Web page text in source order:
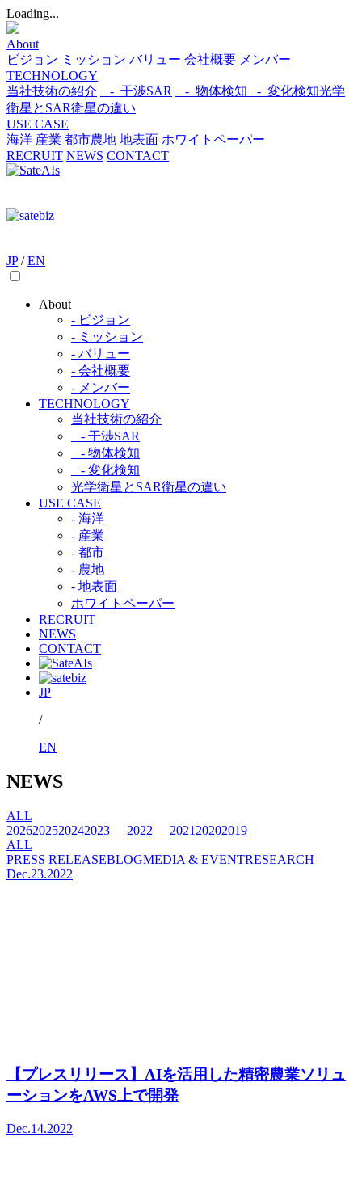
Loading...
About
ビジョン ミッション バリュー 会社概要 メンバー
TECHNOLOGY
当社技術の紹介
- 干渉SAR - 物体検知​ - 変化検知​光学
衛星とSAR衛星の違い
USE CASE
海洋 産業 都市​農地 地表面 ホワイトペーパー
RECRUIT NEWS CONTACT
JP / EN
About
- ビジョン
- ミッション
- バリュー
- 会社概要
- メンバー
TECHNOLOGY
当社技術の紹介​
- 干渉SAR​
- 物体検知​
- 変化検知​
光学衛星とSAR衛星の違い​
USE CASE
- 海洋
- 産業
- 都市​
- 農地
- 地表面
ホワイトペーパー
RECRUIT
NEWS
CONTACT
JP
/
EN
NEWS
ALL
2026202520242023 2022 2021 20202019
ALL
PRESS RELEASEBLOGMEDIA & EVENTRESEARCH
Dec.23.2022
【プレスリリース】AIを活用した精密農業ソリュ
ーションをAWS上で開発
Dec.14.2022